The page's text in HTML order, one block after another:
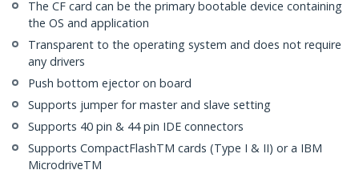
The CF card can be the primary bootable device containing
the OS and application
Transparent to the operating system and does not require
any drivers
Push bottom ejector on board
Supports jumper for master and slave setting
Supports 40 pin & 44 pin IDE connectors
Supports CompactFlashTM cards (Type I & II) or a IBM
MicrodriveTM